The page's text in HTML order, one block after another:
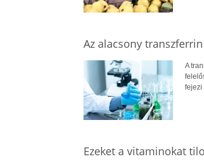
Az alacsony
A
fejezi
Ezeket a vitaminokat